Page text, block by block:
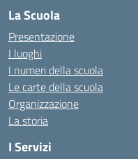
La Scuola
Presentazione
I luoghi
I numeri della scuola
Le carte della scuola
Organizzazione
La storia
I Servizi